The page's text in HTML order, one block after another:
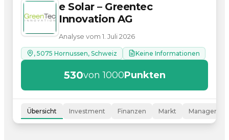
e Solar – Greentec
Innovation AG
Analyse vom 1. Juli 2026
, 5075 Hornussen, Schweiz Keine Informationen
530von 1000Punkten
Übersicht Investment Finanzen Markt